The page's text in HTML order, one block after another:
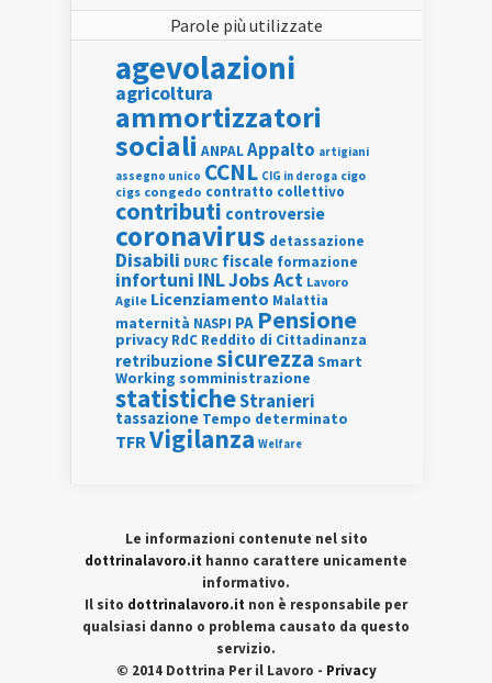
Parole più utilizzate
agevolazioni
agricoltura
ammortizzatori
sociali ANPALAppalto artigiani
assegno unico CCNL CIG in deroga cigo
cigs congedo contratto collettivo
contributi controversie
coronavirus detassazione
Disabili DURC fiscale formazione
infortuni INLJobs Act Lavoro
Agile Licenziamento Malattia
maternità NASPI PA Pensione
privacy RdC Reddito di Cittadinanza
retribuzionesicurezza Smart
Working somministrazione
statisticheStranieri
tassazione Tempo determinato
TFRVigilanza Welfare
Le informazioni contenute nel sito
dottrinalavoro.it hanno carattere unicamente
informativo.
Il sito dottrinalavoro.it non è responsabile per
qualsiasi danno o problema causato da questo
servizio.
© 2014 Dottrina Per il Lavoro - Privacy